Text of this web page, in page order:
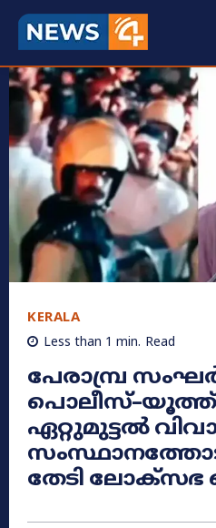
KERALA
Less than 1 min. Read
പേരാമ്പ്ര
ഏറ്റുമുട്ടൽ
സംസ്ഥാനത്തോട്
തേടി ലോക്‌സഭ